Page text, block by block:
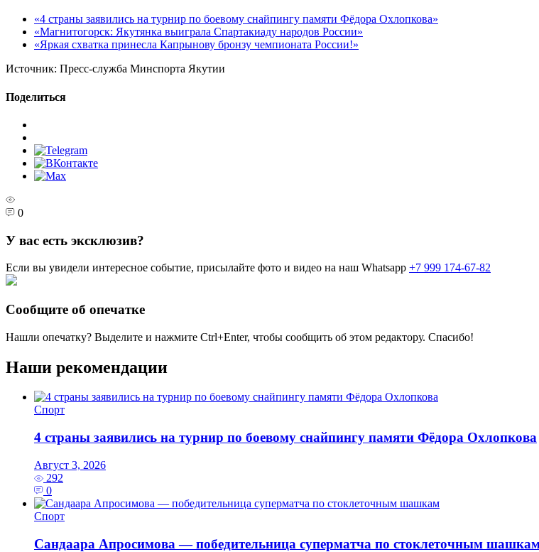
«4 страны заявились на турнир по боевому снайпингу памяти Фёдора Охлопкова»
«Магнитогорск: Якутянка выиграла Спартакиаду народов России»
«Яркая схватка принесла Капрынову бронзу чемпионата России!»
Источник: Пресс-служба Минспорта Якутии
Поделиться
0
У вас есть эксклюзив?
Если вы увидели интересное событие, присылайте фото и видео на наш Whatsapp +7 999 174-67-82
Сообщите об опечатке
Нашли опечатку? Выделите и нажмите Ctrl+Enter, чтобы сообщить об этом редактору. Спасибо!
Наши рекомендации
Спорт
4 страны заявились на турнир по боевому снайпингу памяти Фёдора Охлопкова
Август 3, 2026
292
0
Спорт
Сандаара Апросимова — победительница суперматча по стоклеточным